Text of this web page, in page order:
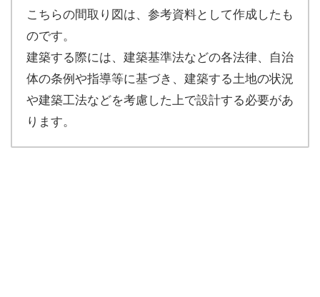
こちらの間取り図は、参考資料として作成したも
のです。
建築する際には、建築基準法などの各法律、自治
体の条例や指導等に基づき、建築する土地の状況
や建築工法などを考慮した上で設計する必要があ
ります。